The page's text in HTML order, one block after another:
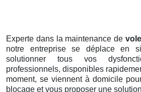
Experte dans la maintenance de
notre entreprise se déplace en
solutionner tous vos
professionnels, disponibles
moment, se viennent à domicile
blocage et vous proposer une